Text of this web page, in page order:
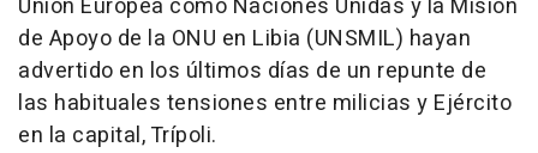
Unión Europea como Naciones Unidas y la Misión
de Apoyo de la ONU en Libia (UNSMIL) hayan
advertido en los últimos días de un repunte de
las habituales tensiones entre milicias y Ejército
en la capital, Trípoli.